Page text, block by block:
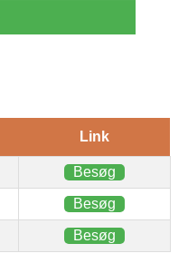
Link
Besøg
Besøg
Besøg